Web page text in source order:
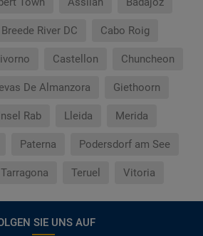
Breede River DC Cabo Roig
Castellon Chuncheon
De Almanzora Giethoorn
Rab Lleida Merida
Paterna Podersdorf am See
Tarragona Teruel Vitoria
SIE UNS AUF